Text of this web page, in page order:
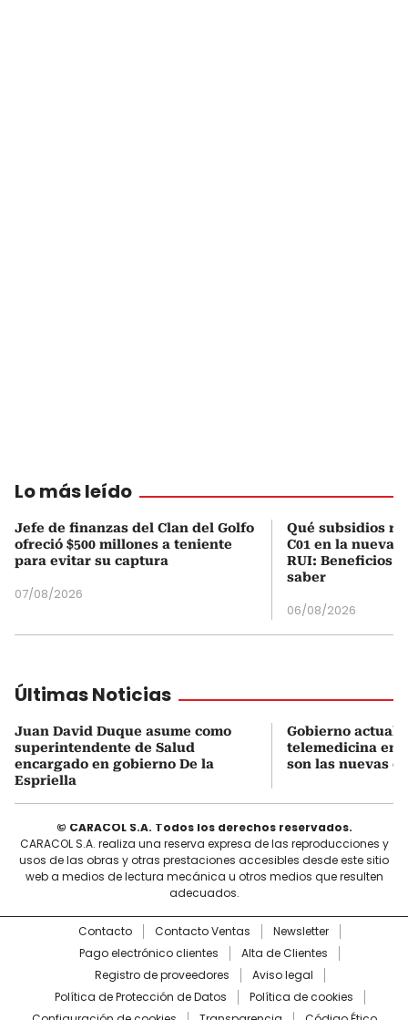
Lo más leído
Jefe de finanzas del Clan del Golfo
ofreció $500 millones a teniente
para evitar su captura
07/08/2026
Qué subsidios
C01 en la nueva
RUI: Beneficios
saber
06/08/2026
Últimas Noticias
Juan David Duque asume como
superintendente de Salud
encargado en gobierno De la
Espriella
Gobierno
telemedicina en
son las nuevas
© CARACOL S.A. Todos los derechos reservados.
CARACOL S.A. realiza una reserva expresa de las reproducciones y
usos de las obras y otras prestaciones accesibles desde este sitio
web a medios de lectura mecánica u otros medios que resulten
adecuados.
Contacto Contacto Ventas
Newsletter
Pago electrónico clientes
Alta de Clientes
Registro de proveedores
Aviso legal
Política de Protección de Datos
Política de cookies